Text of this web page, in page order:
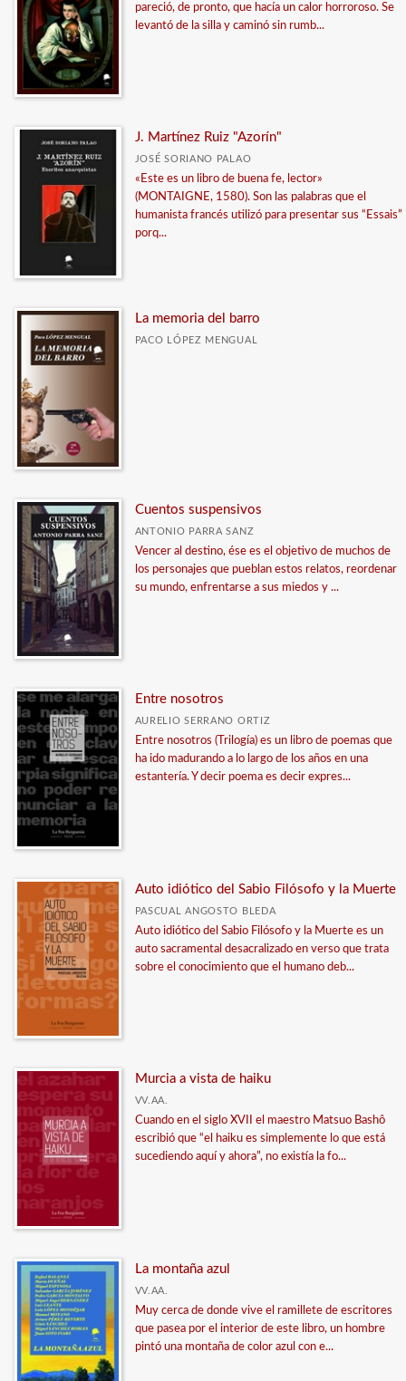
pareció, de pronto, que hacía un calor horroroso. Se
levantó de la silla y caminó sin rumb...
J. Martínez Ruiz "Azorín"
JOSÉ SORIANO PALAO
«Este es un libro de buena fe, lector»
(MONTAIGNE, 1580). Son las palabras que el
humanista francés utilizó para presentar sus “Essais”
porq...
La memoria del barro
PACO LÓPEZ MENGUAL
Cuentos suspensivos
ANTONIO PARRA SANZ
Vencer al destino, ése es el objetivo de muchos de
los personajes que pueblan estos relatos, reordenar
su mundo, enfrentarse a sus miedos y ...
Entre nosotros
AURELIO SERRANO ORTIZ
Entre nosotros (Trilogía) es un libro de poemas que
ha ido madurando a lo largo de los años en una
estantería. Y decir poema es decir expres...
Auto idiótico del Sabio Filósofo y la Muerte
PASCUAL ANGOSTO BLEDA
Auto idiótico del Sabio Filósofo y la Muerte es un
auto sacramental desacralizado en verso que trata
sobre el conocimiento que el humano deb...
Murcia a vista de haiku
VV.AA.
Cuando en el siglo XVII el maestro Matsuo Bashô
escribió que “el haiku es simplemente lo que está
sucediendo aquí y ahora”, no existía la fo...
La montaña azul
VV.AA.
Muy cerca de donde vive el ramillete de es­critores
que pasea por el interior de este libro, un hombre
pintó una montaña de color azul con e...